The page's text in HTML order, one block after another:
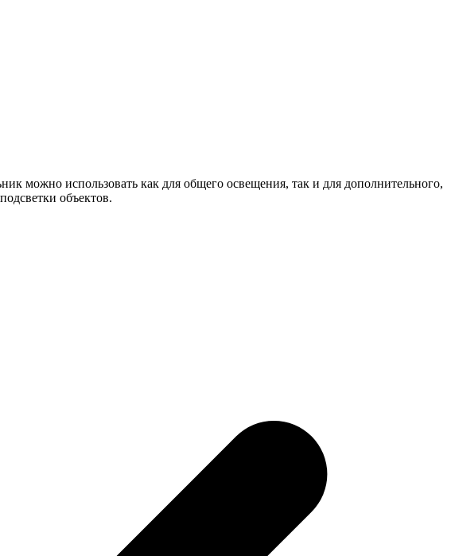
использовать как для общего освещения, так и для дополнительного,
объектов.